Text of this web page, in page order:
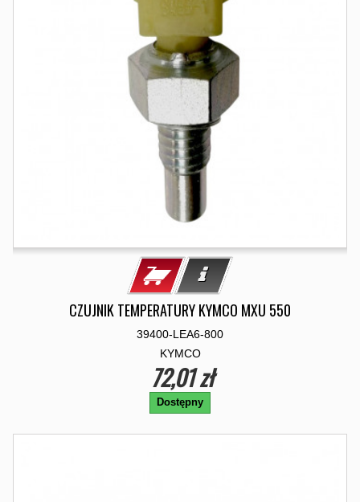
CZUJNIK TEMPERATURY KYMCO MXU 550
39400-LEA6-800
KYMCO
72,01 zł
Dostępny